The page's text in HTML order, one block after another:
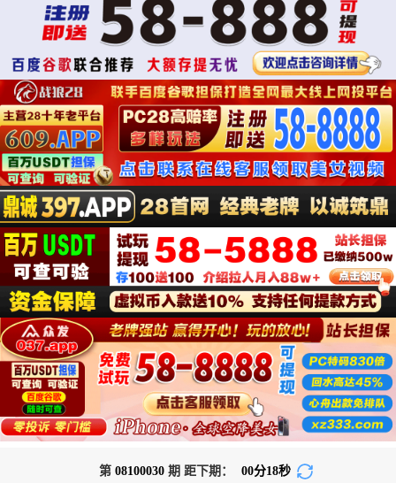
第 08100030 期 距下期： 00分18秒